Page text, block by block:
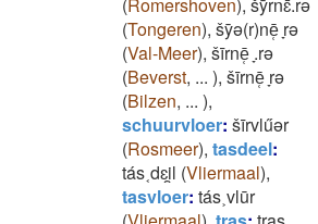
(Tongeren), šȳǝ(r)nē̜ ̞rǝ
(Val-Meer), šīrnē̜ ̞.rǝ
(Beverst, ... ), šīrnē̜ ̞rǝ
(Bilzen, ... ),
schuurvloer: šīrvlűǝr
(Rosmeer), tasdeel:
tás˱dɛi̯l (Vliermaal),
tasvloer: tás˲vlūr